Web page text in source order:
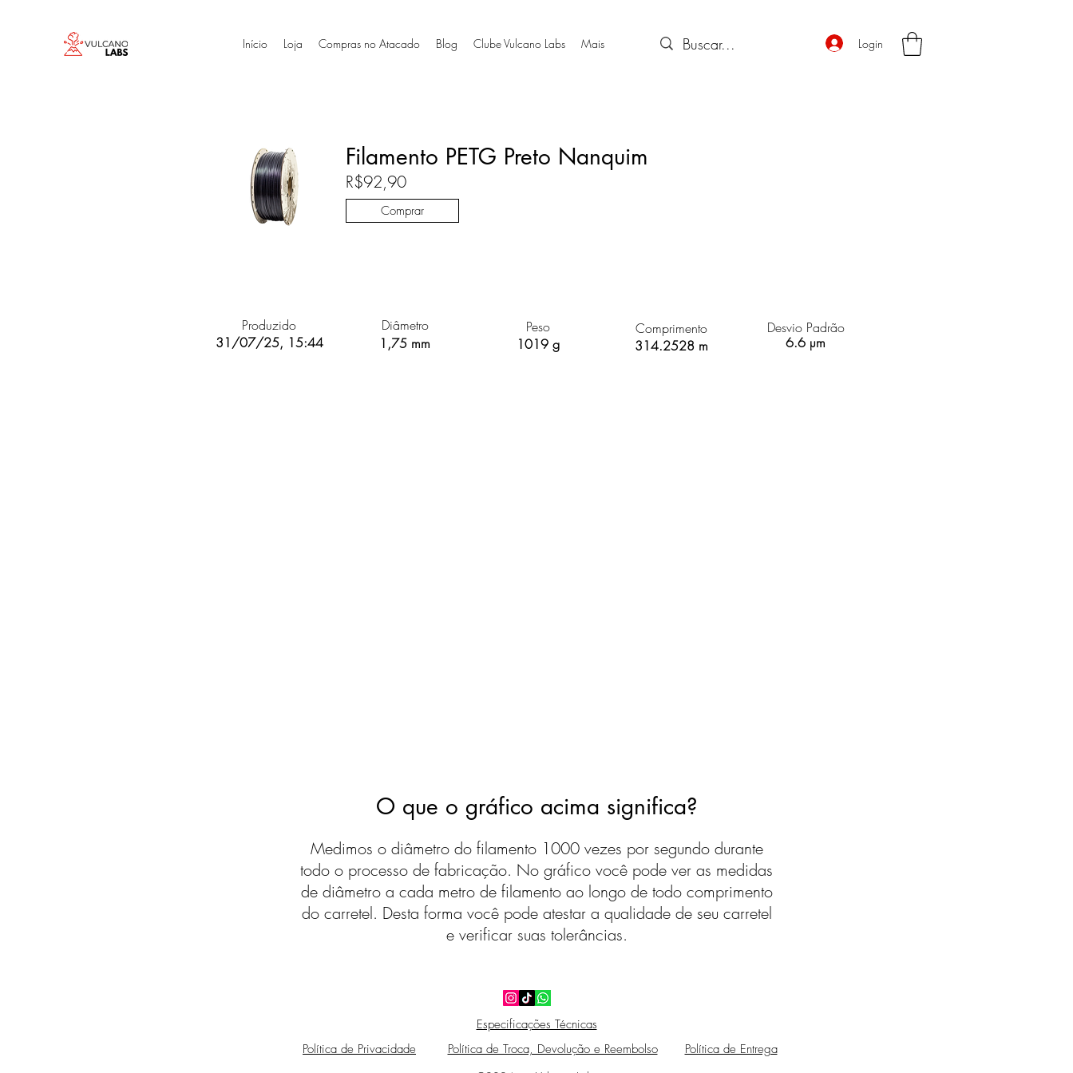
Início Loja Compras no Atacado Blog Clube Vulcano Labs Mais Login
Filamento PETG Preto Nanquim
R$92,90
Comprar
Produzido
31/07/25, 15:44
Diâmetro
1,75 mm
Peso
1019 g
Comprimento
314.2528 m
Desvio Padrão
6.6 µm
O que o gráfico acima significa?
Medimos o diâmetro do filamento 1000 vezes por segundo durante
todo o processo de fabricação. No gráfico você pode ver as medidas
de diâmetro a cada metro de filamento ao longo de todo comprimento
do carretel. Desta forma você pode atestar a qualidade de seu carretel
e verificar suas tolerâncias.
Especificações Técnicas
Política de Privacidade
Política de Troca, Devolução e Reembolso Política de Entrega